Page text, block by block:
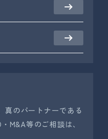
真のパートナーである
M&A等のご相談は、